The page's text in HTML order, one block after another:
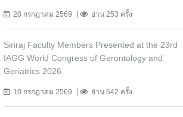
20 กรกฎาคม 2569 อ่าน 253 ครั้ง
Siriraj Faculty Members Presented at the 23rd
IAGG World Congress of Gerontology and
Geriatrics 2026
10 กรกฎาคม 2569 อ่าน 542 ครั้ง